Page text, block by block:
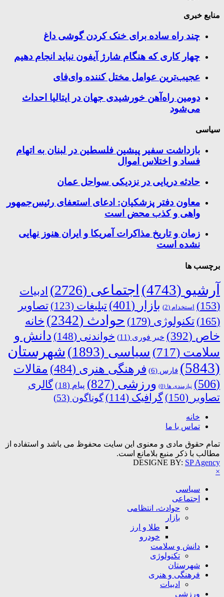
منابع خبری
چند راه‌ ساده برای خنک کردن گوشی داغ
چهار کاری که هنگام شارژ آیفون نباید انجام دهیم
عجیب‌ترین عوامل مختل کننده وای‌فای
دومین راه‌آهن خورشیدی جهان در ایتالیا احداث
می‌شود
سیاسی
بازداشت سفیر پیشین فلسطین در لبنان به اتهام
فساد و اختلاس اموال
حادثه دریایی در نزدیکی سواحل عمان
معاون دفتر پزشکیان: ادعای استعفای رئیس‌جمهور
واهی و کذب محض است
زمان و تاریخ مذاکرات آمریکا و ایران هنوز نهایی
نشده است
برچسب ها
آرشیو (4743) اجتماعی (2726)
ادبیات
(153)
استخدام (2) بازار (401) تبلیغات (123)
تصاویر
(165)
تکنولوژی (179) حوادث (2342)
خانه
خاص (392) خبر فوری (11) خواندنی (148)
دانش و
سلامت (717) سیاسی (1893)
شهرستان
(5843)
فارس (6) فرهنگی هنری (484)
مقالات
(506)
نیازمندی ها (0) ورزشی (827) پیام (18)
گالری
تصاویر (150) گرافیک (114) گوناگون (53)
خانه
تماس با ما
تمام حقوق مادی و معنوی این سایت محفوظ می باشد و استفاده از
مطالب با ذکر منبع بلامانع است.
DESIGNE BY: SP Agency
×
سیاسی
اجتماعی
حوادث، انتظامی
بازار
طلا و ارز
خودرو
دانش و سلامت
تکنولوژی
شهرستان
فرهنگی و هنری
ادبیات
ورزشی